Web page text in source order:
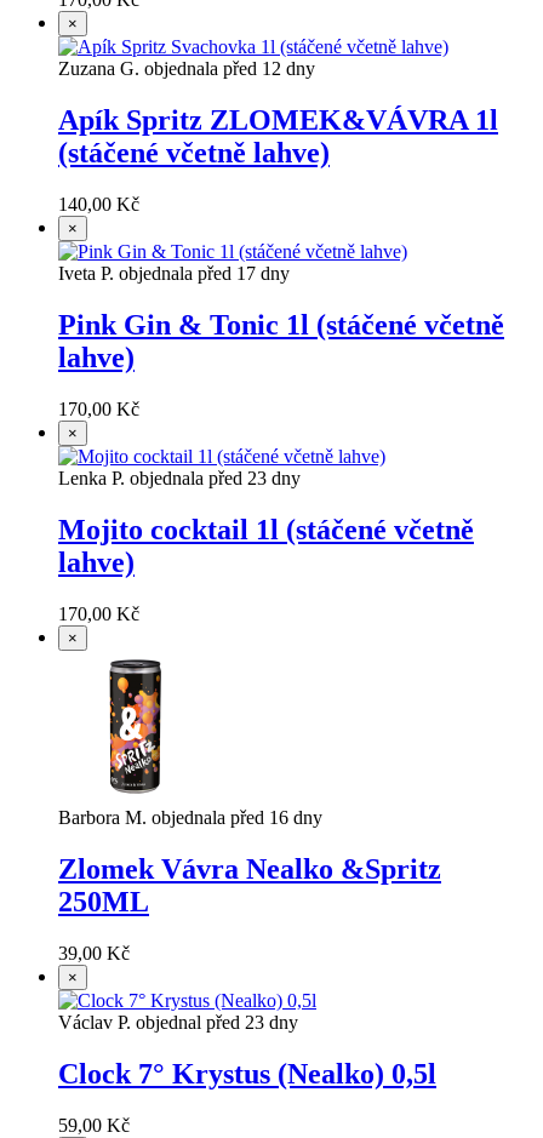
×
Zuzana G. objednala před 12 dny
Apík Spritz ZLOMEK&VÁVRA 1l
(stáčené včetně lahve)
140,00 Kč
×
Iveta P. objednala před 17 dny
Pink Gin & Tonic 1l (stáčené včetně
lahve)
170,00 Kč
×
Lenka P. objednala před 23 dny
Mojito cocktail 1l (stáčené včetně
lahve)
170,00 Kč
×
Barbora M. objednala před 16 dny
Zlomek Vávra Nealko &Spritz
250ML
39,00 Kč
×
Václav P. objednal před 23 dny
Clock 7° Krystus (Nealko) 0,5l
59,00 Kč